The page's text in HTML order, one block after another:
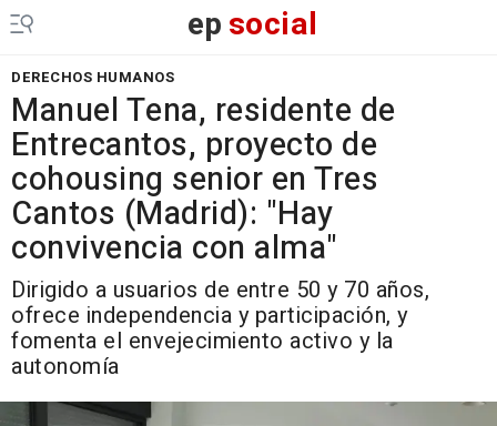
epsocial
DERECHOS HUMANOS
Manuel Tena, residente de
Entrecantos, proyecto de
cohousing senior en Tres
Cantos (Madrid): "Hay
convivencia con alma"
Dirigido a usuarios de entre 50 y 70 años,
ofrece independencia y participación, y
fomenta el envejecimiento activo y la
autonomía